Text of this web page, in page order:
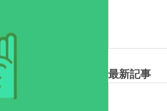
最新記事